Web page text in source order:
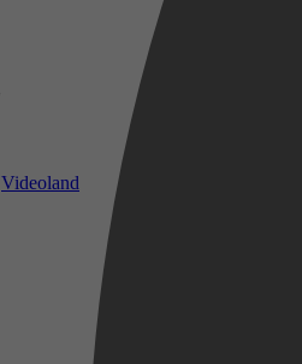
Videoland